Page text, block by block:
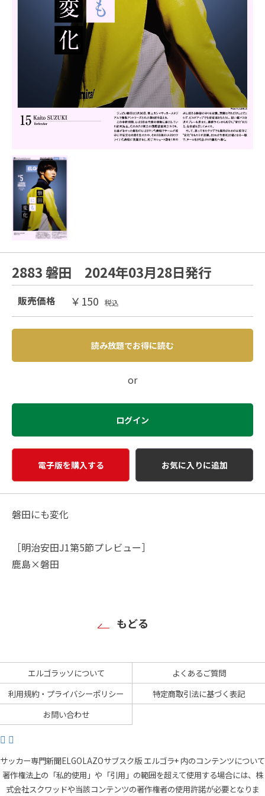
2883 磐田 2024年03月28日発行
販売価格 ￥150 税込
読み放題でお得に読む
or
ログイン
電子版を購入する お気に入りに追加
磐田にも変化
［明治安田J1第5節プレビュー］
鹿島×磐田
もどる
エルゴラッソについて
よくあるご質問
利用規約・プライバシーポリシー
特定商取引法に基づく表記
お問い合わせ
サッカー専門新聞ELGOLAZOサブスク版 エルゴラ+ 内のコンテンツについて
著作権法上の「私的使用」や「引用」の範囲を超えて使用する場合には、株
式会社スクワッドや当該コンテンツの著作権者の使用許諾が必要となりま